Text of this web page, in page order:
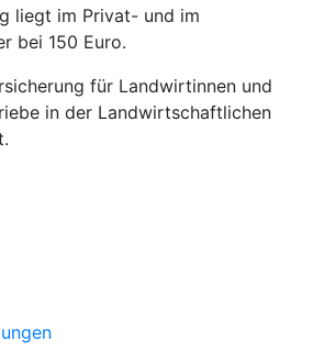
liegt im Privat- und im
bei 150 Euro.
für Landwirtinnen und
in der Landwirtschaftlichen